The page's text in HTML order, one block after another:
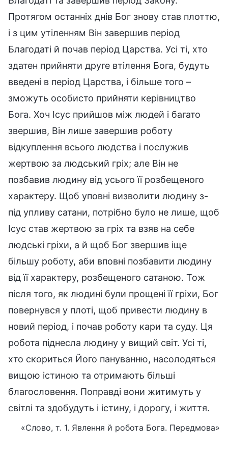
Протягом останніх днів Бог знову став плоттю,
і з цим утіленням Він завершив період
Благодаті й почав період Царства. Усі ті, хто
здатен прийняти друге втілення Бога, будуть
введені в період Царства, і більше того –
зможуть особисто прийняти керівництво
Бога. Хоч Ісус прийшов між людей і багато
звершив, Він лише завершив роботу
відкуплення всього людства і послужив
жертвою за людський гріх; але Він не
позбавив людину від усього її розбещеного
характеру. Щоб уповні визволити людину з-
під упливу сатани, потрібно було не лише, щоб
Ісус став жертвою за гріх та взяв на себе
людські гріхи, а й щоб Бог звершив іще
більшу роботу, аби вповні позбавити людину
від її характеру, розбещеного сатаною. Тож
після того, як людині були прощені її гріхи, Бог
повернувся у плоті, щоб привести людину в
новий період, і почав роботу кари та суду. Ця
робота піднесла людину у вищий світ. Усі ті,
хто скориться Його пануванню, насолодяться
вищою істиною та отримають більші
благословення. Поправді вони житимуть у
світлі та здобудуть і істину, і дорогу, і життя.
«Слово, т. 1. Явлення й робота Бога. Передмова»